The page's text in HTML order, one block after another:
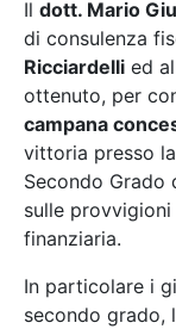
Il dott. Mario
di consulenza
Ricciardelli ed al
ottenuto, per
campana
vittoria presso
Secondo Grado
sulle
finanziaria.
In particolare i
secondo grado,